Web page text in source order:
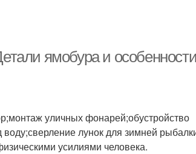
ямобура и
уличных фонарей;обустройство
лунок для зимней
усилиями человека.